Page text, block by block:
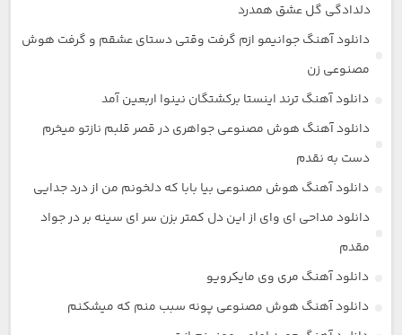
دلدادگی گل عشق همدرد
دانلود آهنگ جوانیمو ازم گرفت وقتی دستای عشقم و گرفت هوش
مصنوعی زن
دانلود آهنگ ترند اینستا برکشتگان نینوا اربعین آمد
دانلود آهنگ هوش مصنوعی جواهری در قصر قلبم نازتو میخرم
دست به نقدم
دانلود آهنگ هوش مصنوعی بیا بابا که دلخونم من از درد جدایی
دانلود مداحی ای وای از این دل کمتر بزن سر ای سینه بر در جواد
مقدم
دانلود آهنگ مری وی مایکرویو
دانلود آهنگ هوش مصنوعی پونه سبب منم که میشکنم